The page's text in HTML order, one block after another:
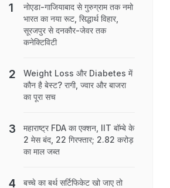
नोएडा-गाजियाबाद से गुरुग्राम तक नमो
भारत का नया रूट, सिद्धार्थ विहार,
सूरजपुर से दनकौर-जेवर तक
कनेक्टिविटी
Weight Loss और Diabetes में
कौन है बेस्ट? रागी, ज्वार और बाजरा
का पूरा सच
महाराष्ट्र FDA का एक्शन, IIT बॉम्बे के
2 मेस बंद, 22 गिरफ्तार; 2.82 करोड़
का माल जब्त
बच्चे का बर्थ सर्टिफिकेट खो जाए तो